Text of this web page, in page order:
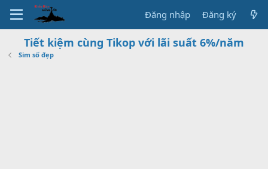
Đăng nhập Đăng ký
Tiết kiệm cùng Tikop với lãi suất 6%/năm
Sim số đẹp